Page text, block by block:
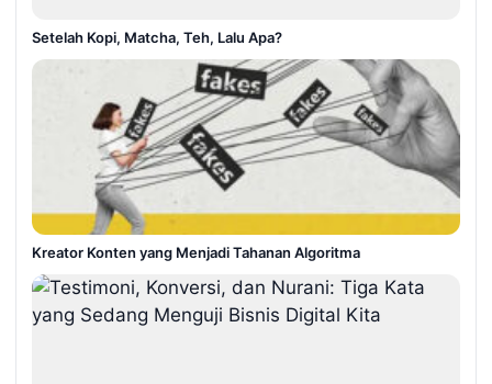
Setelah Kopi, Matcha, Teh, Lalu Apa?
Kreator Konten yang Menjadi Tahanan Algoritma